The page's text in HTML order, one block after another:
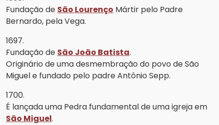
Fundação de São Lourenço Mártir pelo Padre
Bernardo, pela Vega.
1697.
Fundação de São João Batista.
Originário de uma desmembração do povo de São
Miguel e fundado pelo padre Antônio Sepp.
1700.
É lançada uma Pedra fundamental de uma igreja em
São Miguel.